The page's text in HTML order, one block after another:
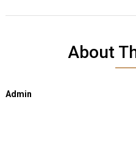
About
Admin